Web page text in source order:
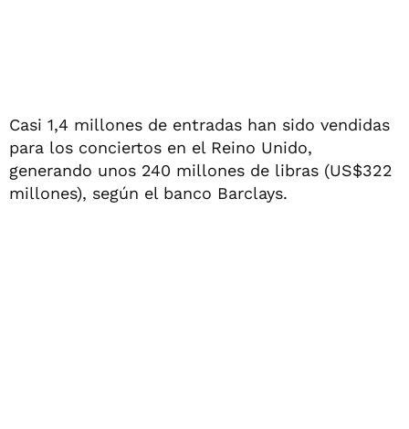
Casi 1,4 millones de entradas han sido vendidas
para los conciertos en el Reino Unido,
generando unos 240 millones de libras (US$322
millones), según el banco Barclays.